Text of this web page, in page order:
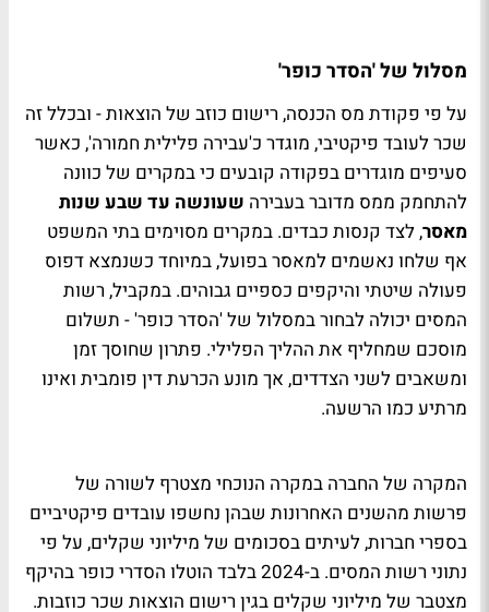
מסלול של 'הסדר כופר'
על פי פקודת מס הכנסה, רישום כוזב של הוצאות - ובכלל זה
שכר לעובד פיקטיבי, מוגדר כ'עבירה פלילית חמורה', כאשר
סעיפים מוגדרים בפקודה קובעים כי במקרים של כוונה
להתחמק ממס מדובר בעבירה שעונשה עד שבע שנות
מאסר, לצד קנסות כבדים. במקרים מסוימים בתי המשפט
אף שלחו נאשמים למאסר בפועל, במיוחד כשנמצא דפוס
פעולה שיטתי והיקפים כספיים גבוהים. במקביל, רשות
המסים יכולה לבחור במסלול של 'הסדר כופר' - תשלום
מוסכם שמחליף את ההליך הפלילי. פתרון שחוסך זמן
ומשאבים לשני הצדדים, אך מונע הכרעת דין פומבית ואינו
מרתיע כמו הרשעה.
המקרה של החברה במקרה הנוכחי מצטרף לשורה של
פרשות מהשנים האחרונות שבהן נחשפו עובדים פיקטיביים
בספרי חברות, לעיתים בסכומים של מיליוני שקלים, על פי
נתוני רשות המסים. ב-2024 בלבד הוטלו הסדרי כופר בהיקף
מצטבר של מיליוני שקלים בגין רישום הוצאות שכר כוזבות.